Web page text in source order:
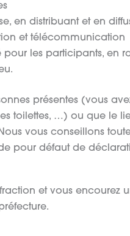
en distribuant et en
et télécommunication
les participants, en
présentes (vous
toilettes, …) ou que le
vous conseillons
pour défaut de
et vous encourez